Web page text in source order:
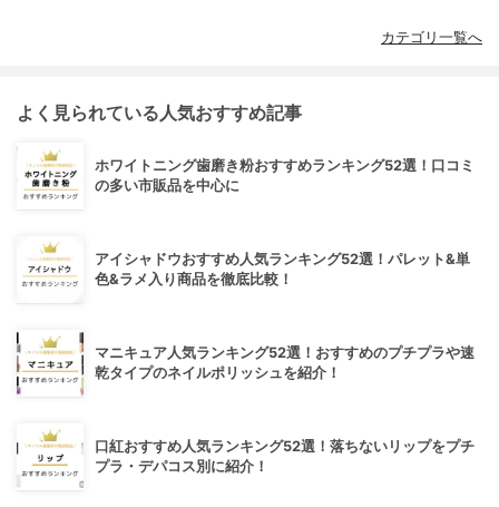
カテゴリ一覧へ
よく見られている人気おすすめ記事
ホワイトニング歯磨き粉おすすめランキング52選！口コミ
の多い市販品を中心に
アイシャドウおすすめ人気ランキング52選！パレット&単
色&ラメ入り商品を徹底比較！
マニキュア人気ランキング52選！おすすめのプチプラや速
乾タイプのネイルポリッシュを紹介！
口紅おすすめ人気ランキング52選！落ちないリップをプチ
プラ・デパコス別に紹介！